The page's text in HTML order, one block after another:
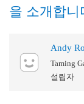
을 소개합니
Andy
Taming
설립자